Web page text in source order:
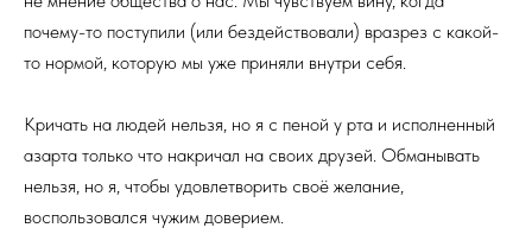
почему-то поступили (или бездействовали) вразрез с какой-
то нормой, которую мы уже приняли внутри себя.
Кричать на людей нельзя, но я с пеной у рта и исполненный
азарта только что накричал на своих друзей. Обманывать
нельзя, но я, чтобы удовлетворить своё желание,
воспользовался чужим доверием.